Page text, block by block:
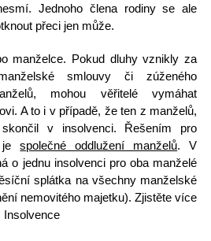
Jednoho člena rodiny se ale
přeci jen může.
manželce. Pokud dluhy vznikly za
smlouvy či zúženého
mohou věřitelé vymáhat
A to i v případě, že ten z manželů,
v insolvenci. Řešením pro
jespolečné oddlužení manželů. V
o jednu insolvenci pro oba manželé
splátka na všechny manželské
nemovitého majetku). Zjistěte více
Insolvence